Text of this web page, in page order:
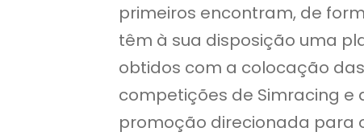
primeiros encontram, de
têm à sua disposição uma
obtidos com a colocação
competições de Simracing
promoção direcionada para